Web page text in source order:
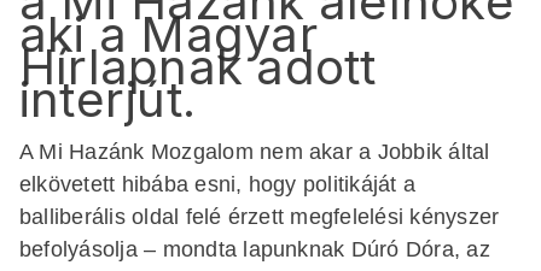
aki a Magyar
Hírlapnak adott
interjút.
A Mi Hazánk Mozgalom nem akar a Jobbik által
elkövetett hibába esni, hogy politikáját a
balliberális oldal felé érzett megfelelési kényszer
befolyásolja – mondta lapunknak Dúró Dóra, az